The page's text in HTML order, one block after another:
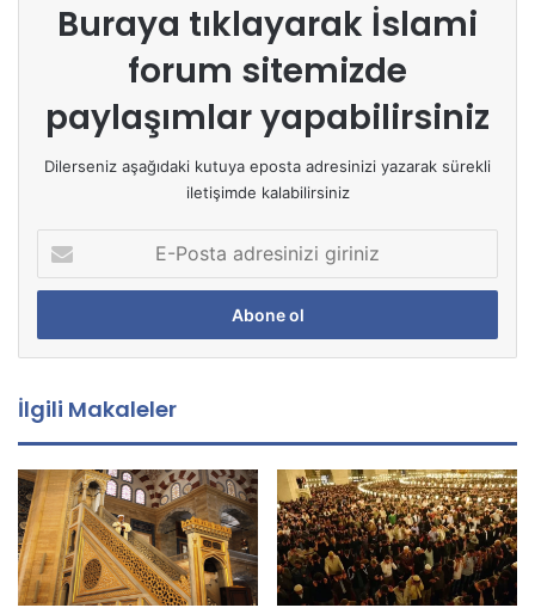
Buraya tıklayarak İslami
forum sitemizde
paylaşımlar yapabilirsiniz
Dilerseniz aşağıdaki kutuya eposta adresinizi yazarak sürekli
iletişimde kalabilirsiniz
P
s
a
d
r
e
s
i
n
i
İlgili Makaleler